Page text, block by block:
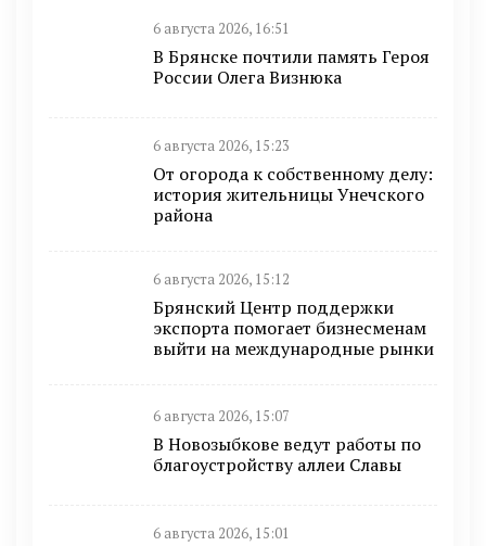
6 августа 2026, 16:51
В Брянске почтили память Героя
России Олега Визнюка
6 августа 2026, 15:23
От огорода к собственному делу:
история жительницы Унечского
района
6 августа 2026, 15:12
Брянский Центр поддержки
экспорта помогает бизнесменам
выйти на международные рынки
6 августа 2026, 15:07
В Новозыбкове ведут работы по
благоустройству аллеи Славы
6 августа 2026, 15:01